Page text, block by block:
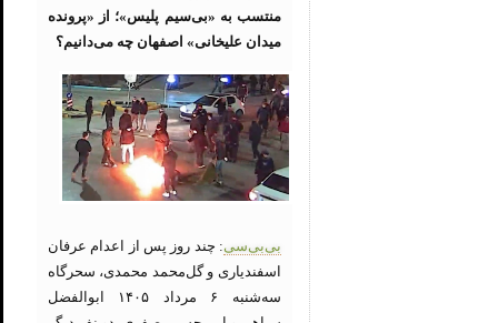
منتسب به «بی‌سیم پلیس»؛ از «پرونده
میدان علیخانی» اصفهان چه می‌دانیم؟
بی‌بی‌سی: چند روز پس از اعدام عرفان
اسفندیاری و گل‌محمد محمدی، سحرگاه
سه‌شنبه ۶ مرداد ۱۴۰۵ ابوالفضل